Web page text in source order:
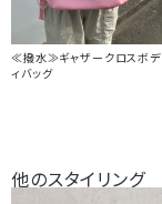
≪撥水≫ギャザークロスボデ
ィバッグ
他のスタイリング